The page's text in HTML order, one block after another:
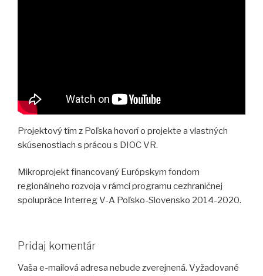
Projektový tím z Poľska hovorí o projekte a vlastných
skúsenostiach s prácou s DIOC VR.
Mikroprojekt financovaný Európskym fondom
regionálneho rozvoja v rámci programu cezhraničnej
spolupráce Interreg V-A Poľsko-Slovensko 2014-2020.
Pridaj komentár
Vaša e-mailová adresa nebude zverejnená. Vyžadované